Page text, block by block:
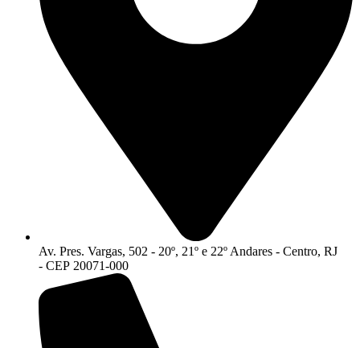
Av. Pres. Vargas, 502 - 20º, 21º e 22º Andares - Centro, RJ
- CEP 20071-000